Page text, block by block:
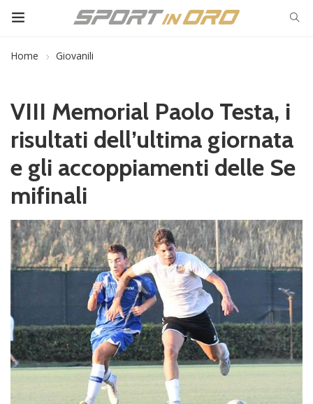
Home Giovanili
VIII Memorial Paolo Testa, i
risultati dell’ultima giornata
e gli accoppiamenti delle Se
mifinali